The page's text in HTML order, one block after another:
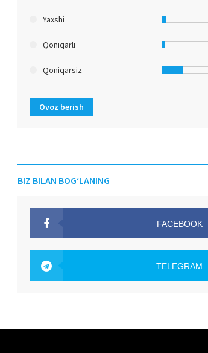
Yaxshi
Qoniqarli
Qoniqarsiz
Ovoz berish
BIZ BILAN BOG‘LANING
FACEBOOK
TELEGRAM